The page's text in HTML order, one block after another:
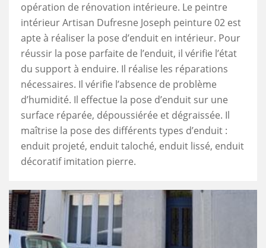
opération de rénovation intérieure. Le peintre
intérieur Artisan Dufresne Joseph peinture 02 est
apte à réaliser la pose d’enduit en intérieur. Pour
réussir la pose parfaite de l’enduit, il vérifie l’état
du support à enduire. Il réalise les réparations
nécessaires. Il vérifie l’absence de problème
d’humidité. Il effectue la pose d’enduit sur une
surface réparée, dépoussiérée et dégraissée. Il
maîtrise la pose des différents types d’enduit :
enduit projeté, enduit taloché, enduit lissé, enduit
décoratif imitation pierre.